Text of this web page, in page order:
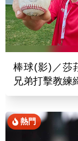
棒球(影)／莎
兄弟打擊教練
熱門